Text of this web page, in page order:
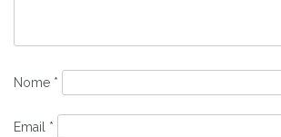
Nome *
Email *